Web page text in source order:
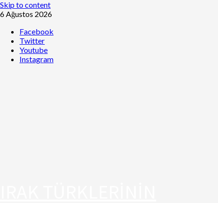
Skip to content
6 Ağustos 2026
Facebook
Twitter
Youtube
Instagram